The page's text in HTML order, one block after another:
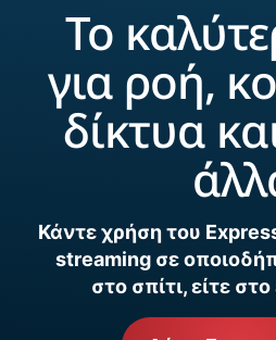
Το
για ροή,
δίκτυα
Κάντε χρήση του
streaming σε
στο σπίτι, είτε